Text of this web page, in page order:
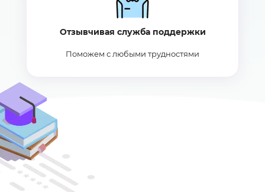
Отзывчивая служба поддержки
Поможем с любыми трудностями